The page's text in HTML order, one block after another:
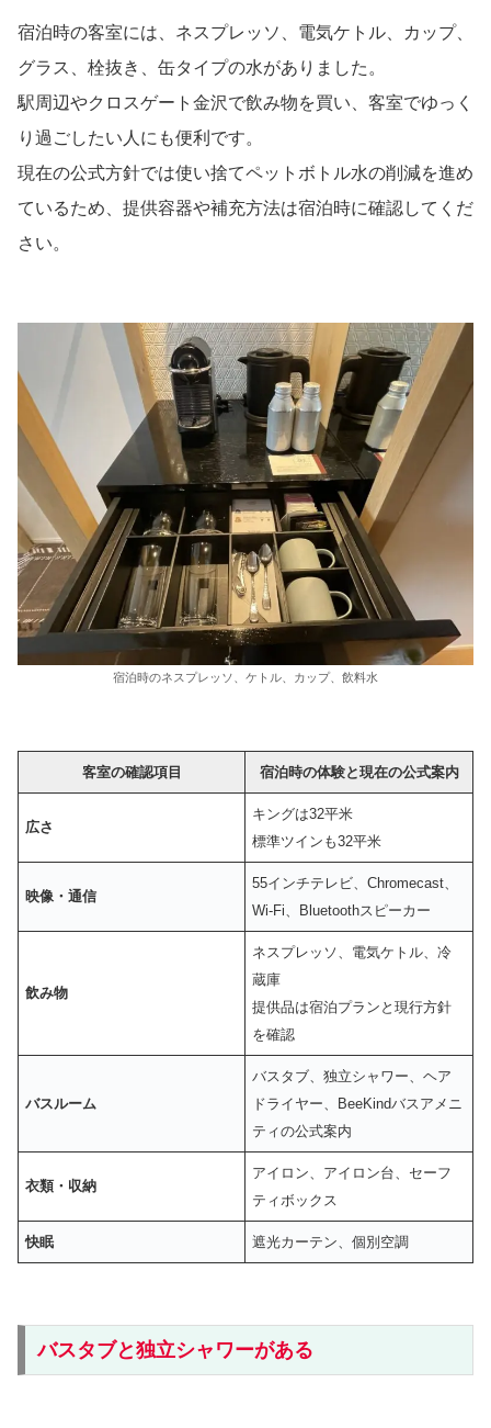
宿泊時の客室には、ネスプレッソ、電気ケトル、カップ、
グラス、栓抜き、缶タイプの水がありました。
駅周辺やクロスゲート金沢で飲み物を買い、客室でゆっく
り過ごしたい人にも便利です。
現在の公式方針では使い捨てペットボトル水の削減を進め
ているため、提供容器や補充方法は宿泊時に確認してくだ
さい。
宿泊時のネスプレッソ、ケトル、カップ、飲料水
客室の確認項目 宿泊時の体験と現在の公式案内
広さ
キングは32平米
標準ツインも32平米
映像・通信
55インチテレビ、Chromecast、
Wi-Fi、Bluetoothスピーカー
飲み物
ネスプレッソ、電気ケトル、冷
蔵庫
提供品は宿泊プランと現行方針
を確認
バスルーム
バスタブ、独立シャワー、ヘア
ドライヤー、BeeKindバスアメニ
ティの公式案内
衣類・収納
アイロン、アイロン台、セーフ
ティボックス
快眠 遮光カーテン、個別空調
バスタブと独立シャワーがある